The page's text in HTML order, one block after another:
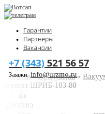
Гарантии
Партнеры
Вакансии
+7 (343) 521 56 57
Заявки:info@urzmo.ru
Главная»Продукция»
агрегат ШРИБ-103-80
👍